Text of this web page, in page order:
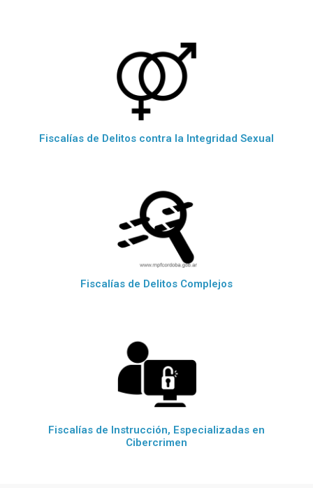
Fiscalías de Delitos contra la Integridad Sexual
Fiscalías de Delitos Complejos
Fiscalías de Instrucción, Especializadas en
Cibercrimen